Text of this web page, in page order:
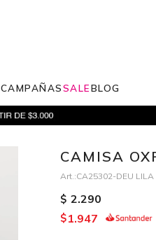
CAMPAÑASSALEBLOG
CAMISA
CA25302-DEU LILA
$ 2.290
$1.947